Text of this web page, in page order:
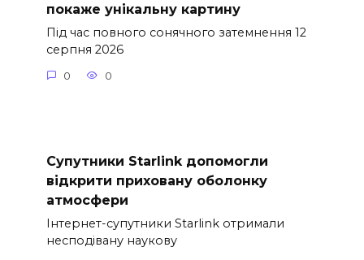
покаже унікальну картину
Під час повного сонячного затемнення 12
серпня 2026
0 0
Супутники Starlink допомогли
відкрити приховану оболонку
атмосфери
Інтернет-супутники Starlink отримали
несподівану наукову